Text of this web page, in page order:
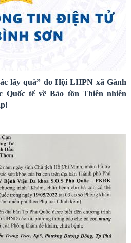
lấy quà” do Hội LHPN xã Gành
tế về Bảo tồn Thiên nhiên